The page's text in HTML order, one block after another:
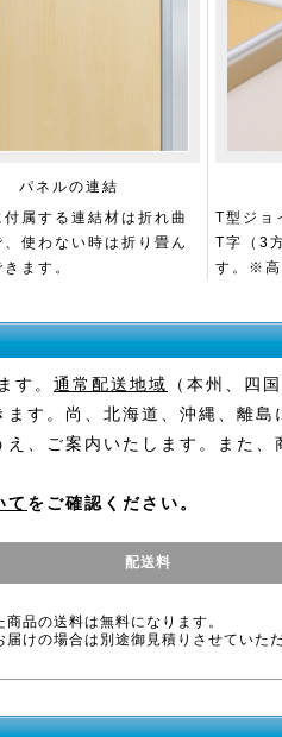
パネルの連結
付属する連結材は折れ曲
、使わない時は折り畳ん
ます。
T型ジョ
T字（3
す。※高
す。 通常配送地域
（本州、四
す。尚、北海道、沖縄、離島
、ご案内いたします。また、
て をご確認ください。
配送料
品の送料は無料になります。
けの場合は別途御見積りさせていただ